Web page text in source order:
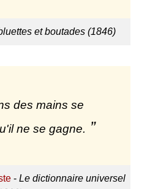
et boutades (1846)
des mains se
ne se gagne.
-Le dictionnaire universel